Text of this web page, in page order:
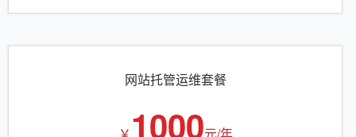
网站托管运维套餐
1000